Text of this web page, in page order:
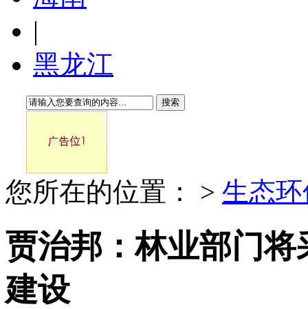
|
黑龙江
搜索
您所在的位置： > 生态
贾治邦：林业部门
建设